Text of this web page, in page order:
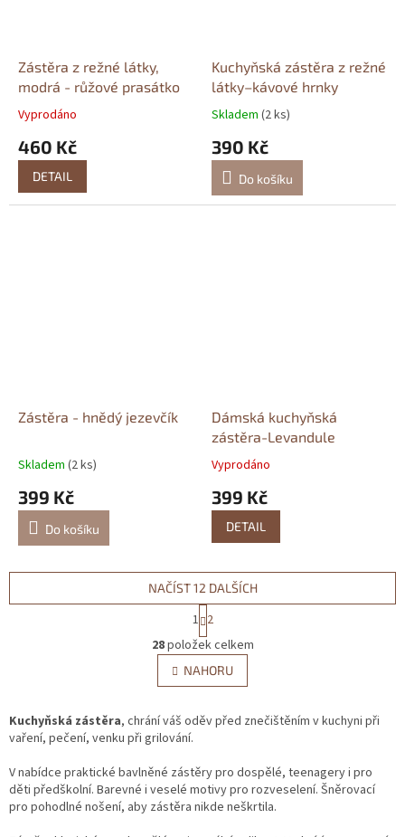
Zástěra z režné látky,
modrá - růžové prasátko
Vyprodáno
460 Kč
DETAIL
Kuchyňská zástěra z režné
látky–kávové hrnky
Skladem (2 ks)
390 Kč
Do košíku
Zástěra - hnědý jezevčík
Skladem (2 ks)
399 Kč
Do košíku
Dámská kuchyňská
zástěra-Levandule
Vyprodáno
399 Kč
DETAIL
O
v
l
á
a
p
r
v
NAČÍST 12 DALŠÍCH
S
t
r
á
n
k
v
1 2
28položek celkem
NAHORU
Kuchyňská zástěra, chrání váš oděv před znečištěním v kuchyni při
vaření, pečení, venku při grilování.
V nabídce praktické bavlněné zástěry pro dospělé, teenagery i pro
děti předškolní. Barevné i veselé motivy pro rozveselení. Šněrovací
pro pohodlné nošení, aby zástěra nikde neškrtila.